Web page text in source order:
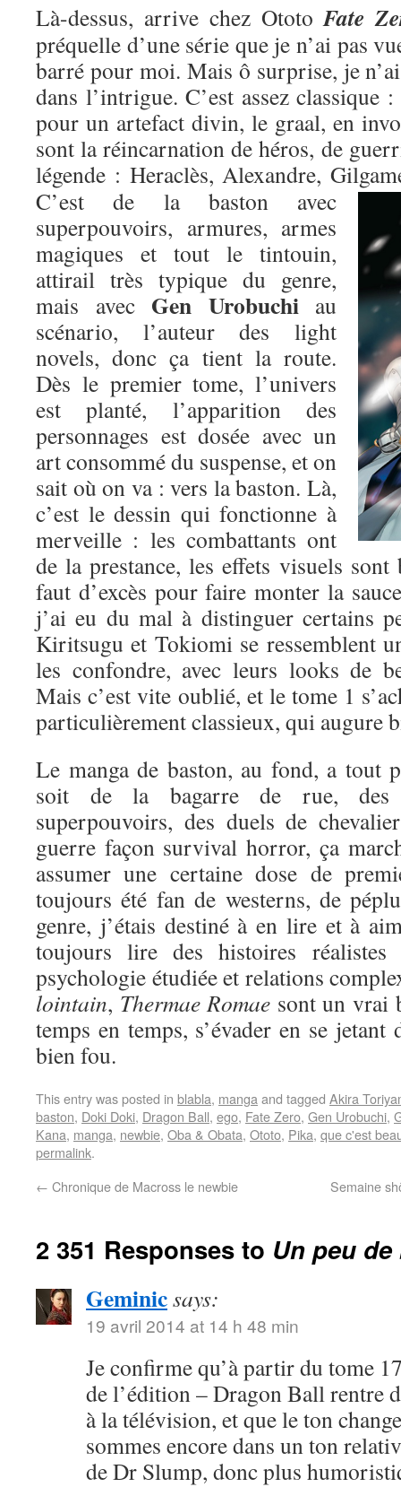
Là-dessus, arrive chez OtotoFate
préquelle d’une série que je n’ai pas
barré pour moi. Mais ô surprise, je
dans l’intrigue. C’est assez classique
pour un artefact divin, le graal, en
sont la réincarnation de héros, de
légende : Heraclès, Alexandre,
C’est de la baston avec
superpouvoirs, armures, armes
magiques et tout le tintouin,
attirail très typique du genre,
mais avec Gen Urobuchiau
scénario, l’auteur des light
novels, donc ça tient la route.
Dès le premier tome, l’univers
est planté, l’apparition des
personnages est dosée avec un
art consommé du suspense, et on
sait où on va : vers la baston. Là,
c’est le dessin qui fonctionne à
merveille : les combattants ont
de la prestance, les effets visuels sont
faut d’excès pour faire monter la
j’ai eu du mal à distinguer certains
Kiritsugu et Tokiomi se ressemblent
les confondre, avec leurs looks de
Mais c’est vite oublié, et le tome 1
particulièrement classieux, qui augure
Le manga de baston, au fond, a tout
soit de la bagarre de rue, des
superpouvoirs, des duels de
guerre façon survival horror, ça
assumer une certaine dose de
toujours été fan de westerns, de
genre, j’étais destiné à en lire et à
toujours lire des histoires
psychologie étudiée et relations
lointain, Thermae Romae sont un vrai
temps en temps, s’évader en se jetant
bien fou.
This entry was posted in blabla, manga and tagged Akira
baston, Doki Doki, Dragon Ball, ego, Fate Zero, Gen Urobuchi,
Kana, manga, newbie, Oba & Obata, Ototo, Pika, que c'est
permalink.
← Chronique de Macross le newbie Semaine
2 351 Responses to Un peu
Geminicsays:
19 avril 2014 at 14 h 48 min
Je confirme qu’à partir du tome
de l’édition – Dragon Ball rentre
à la télévision, et que le ton
sommes encore dans un ton
de Dr Slump, donc plus